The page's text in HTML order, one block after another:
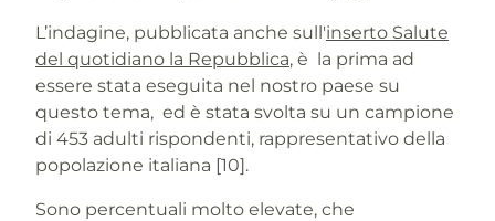
L’indagine, pubblicata anche sull'inserto Salute
del quotidiano la Repubblica, è la prima ad
essere stata eseguita nel nostro paese su
questo tema, ed è stata svolta su un campione
di 453 adulti rispondenti, rappresentativo della
popolazione italiana [10].
Sono percentuali molto elevate, che